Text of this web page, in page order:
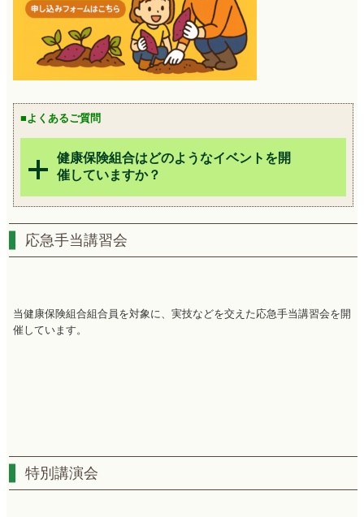
■よくあるご質問
健康保険組合はどのようなイベントを開
催していますか？
応急手当講習会
当健康保険組合組合員を対象に、実技などを交えた応急手当講習会を開
催しています。
特別講演会